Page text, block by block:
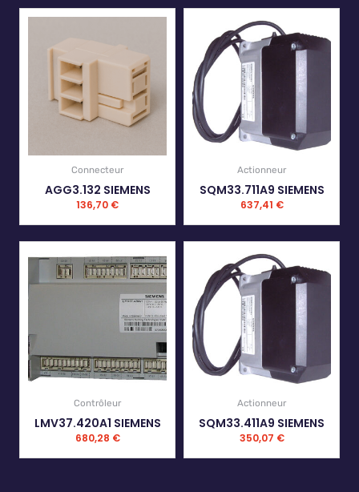
Connecteur
AGG3.132 SIEMENS
136,70 €
Actionneur
SQM33.711A9 SIEMENS
637,41 €
Contrôleur
LMV37.420A1 SIEMENS
680,28 €
Actionneur
SQM33.411A9 SIEMENS
350,07 €